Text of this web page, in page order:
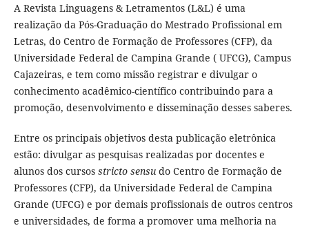
A Revista Linguagens & Letramentos (L&L) é uma
realização da Pós-Graduação do Mestrado Profissional em
Letras, do Centro de Formação de Professores (CFP), da
Universidade Federal de Campina Grande ( UFCG), Campus
Cajazeiras, e tem como missão registrar e divulgar o
conhecimento acadêmico-científico contribuindo para a
promoção, desenvolvimento e disseminação desses saberes.
Entre os principais objetivos desta publicação eletrônica
estão: divulgar as pesquisas realizadas por docentes e
alunos dos cursos stricto sensudo Centro de Formação de
Professores (CFP), da Universidade Federal de Campina
Grande (UFCG) e por demais profissionais de outros centros
e universidades, de forma a promover uma melhoria na